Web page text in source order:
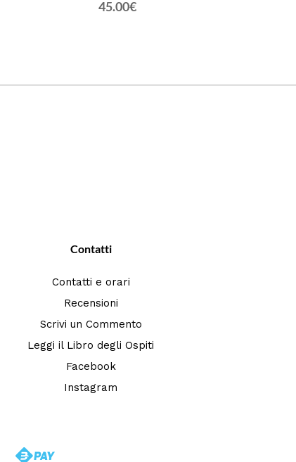
45.00€
Contatti
Contatti e orari
Recensioni
Scrivi un Commento
Leggi il Libro degli Ospiti
Facebook
Instagram